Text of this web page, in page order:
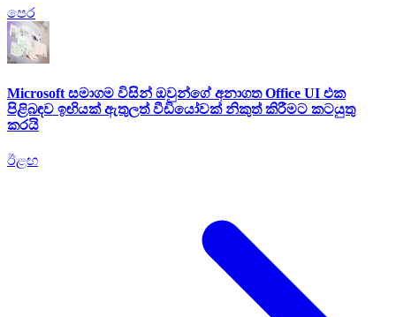
පෙර
Microsoft සමාගම විසින් ඔවුන්ගේ අනාගත Office UI එක
පිළිබඳව ඉඟියක් ඇතුලත් වීඩියෝවක් නිකුත් කිරීමට කටයුතු
කරයි
ඊළඟ